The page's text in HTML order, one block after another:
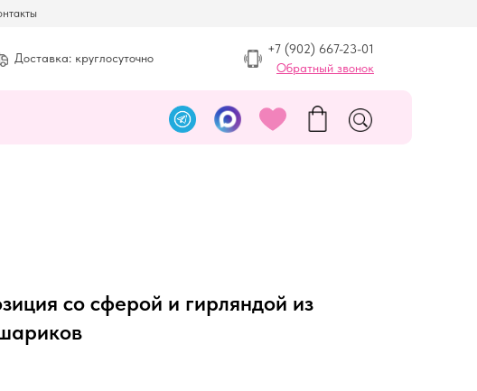
+7 (902) 667-23-01
Обратный звонок
Доставка: круглосуточно
со сферой и гирляндой из